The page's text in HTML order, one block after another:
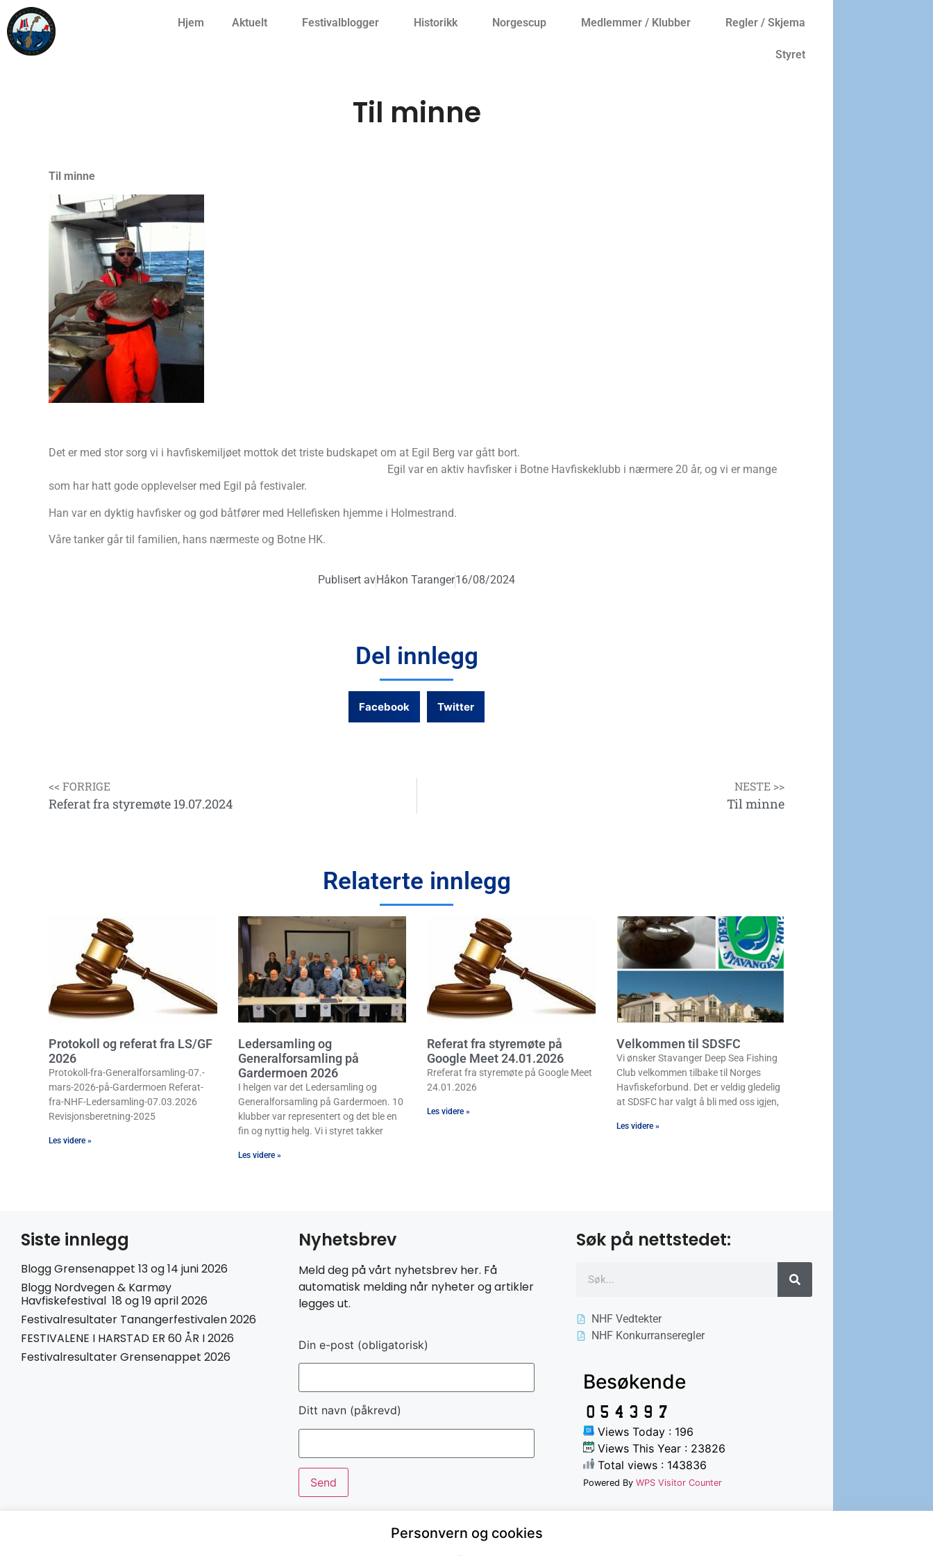
Hjem Aktuelt Festivalblogger Historikk Norgescup Medlemmer / Klubber Regler / Skjema
Styret
Til minne
Til minne
Det er med stor sorg vi i havfiskemiljøet mottok det triste budskapet om at Egil Berg var gått bort.
Egil var en aktiv havfisker i Botne Havfiskeklubb i nærmere 20 år, og vi er mange
som har hatt gode opplevelser med Egil på festivaler.
Han var en dyktig havfisker og god båtfører med Hellefisken hjemme i Holmestrand.
Våre tanker går til familien, hans nærmeste og Botne HK.
Publisert avHåkon Taranger16/08/2024
Del innlegg
Facebook Twitter
<< FORRIGE
Referat fra styremøte 19.07.2024
NESTE >>
Til minne
Relaterte innlegg
Protokoll og referat fra LS/GF
2026
Protokoll-fra-Generalforsamling-07.-
mars-2026-på-Gardermoen Referat-
fra-NHF-Ledersamling-07.03.2026
Revisjonsberetning-2025
Les videre »
Ledersamling og
Generalforsamling på
Gardermoen 2026
I helgen var det Ledersamling og
Generalforsamling på Gardermoen. 10
klubber var representert og det ble en
fin og nyttig helg. Vi i styret takker
Les videre »
Referat fra styremøte på
Google Meet 24.01.2026
Rreferat fra styremøte på Google Meet
24.01.2026
Les videre »
Velkommen til SDSFC
Vi ønsker Stavanger Deep Sea Fishing
Club velkommen tilbake til Norges
Havfiskeforbund. Det er veldig gledelig
at SDSFC har valgt å bli med oss igjen,
Les videre »
Siste innlegg
Blogg Grensenappet 13 og 14 juni 2026
Blogg Nordvegen & Karmøy
Havfiskefestival 18 og 19 april 2026
Festivalresultater Tanangerfestivalen 2026
FESTIVALENE I HARSTAD ER 60 ÅR I 2026
Festivalresultater Grensenappet 2026
Nyhetsbrev
Meld deg på vårt nyhetsbrev her. Få
automatisk melding når nyheter og artikler
legges ut.
Din e-post (obligatorisk)
Ditt navn (påkrevd)
Søk på nettstedet:
NHF Vedtekter
NHF Konkurranseregler
Besøkende
Views Today : 196
Views This Year : 23826
Total views : 143836
Powered By WPS Visitor Counter
Personvern og cookies